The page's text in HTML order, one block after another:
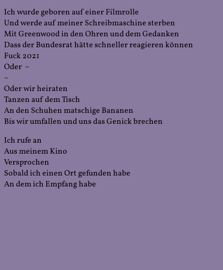
Ich wurde geboren auf einer Filmrolle
Und werde auf meiner Schreibmaschine sterben
Mit Greenwood in den Ohren und dem Gedanken
Dass der Bundesrat hätte schneller reagieren können
Fuck 2021
Oder –
–
Oder wir heiraten
Tanzen auf dem Tisch
An den Schuhen matschige Bananen
Bis wir umfallen und uns das Genick brechen
Ich rufe an
Aus meinem Kino
Versprochen
Sobald ich einen Ort gefunden habe
An dem ich Empfang habe